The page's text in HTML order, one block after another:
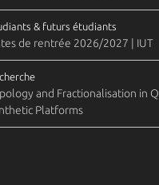
& futurs étudiants
de rentrée 2026/2027 | IUT
and Fractionalisation in
Platforms